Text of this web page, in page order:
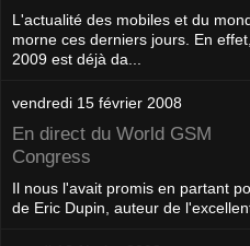
L'actualité des mobiles et du
morne ces derniers jours. En
2009 est déjà da...
vendredi 15 février 2008
En direct du World GSM
Congress
Il nous l'avait promis en partant
de Eric Dupin, auteur de